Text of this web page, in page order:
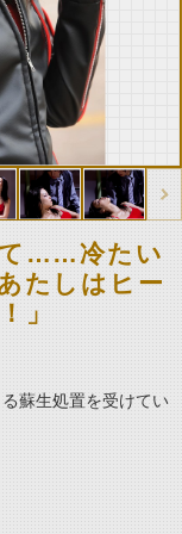
て……冷たい
たしはヒー
」
蘇生処置を受けてい